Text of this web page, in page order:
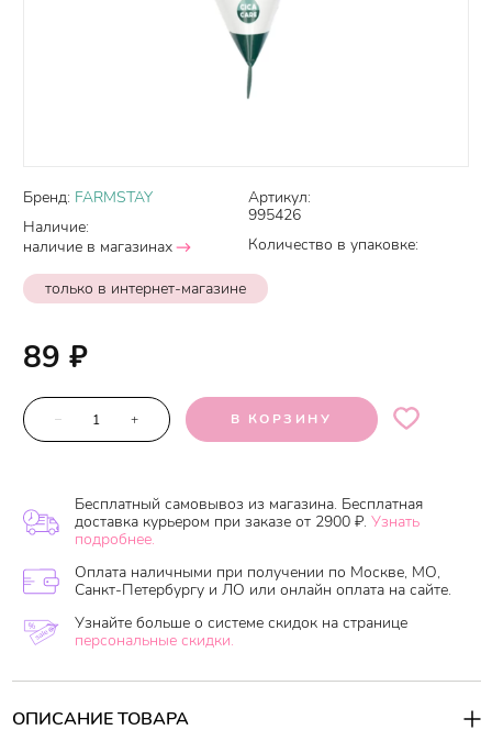
Бренд: FARMSTAY
Наличие:
наличие в магазинах
Артикул:
995426
Количество в упаковке:
только в интернет-магазине
89 ₽
– + В КОРЗИНУ
Бесплатный самовывоз из магазина. Бесплатная
доставка курьером при заказе от 2900 ₽. Узнать
подробнее.
Оплата наличными при получении по Москве, МО,
Санкт-Петербургу и ЛО или онлайн оплата на сайте.
Узнайте больше о системе скидок на странице
персональные скидки.
ОПИСАНИЕ ТОВАРА